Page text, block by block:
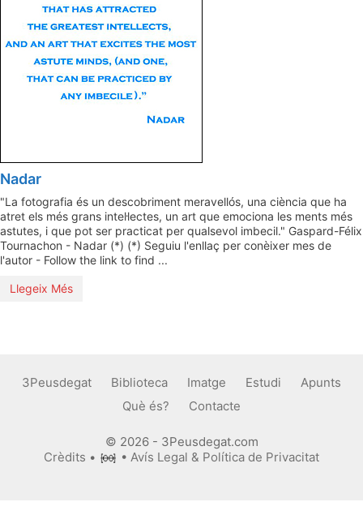
Nadar
"La fotografia és un descobriment meravellós, una ciència que ha
atret els més grans intel·lectes, un art que emociona les ments més
astutes, i que pot ser practicat per qualsevol imbecil." Gaspard-Félix
Tournachon - Nadar (*) (*) Seguiu l'enllaç per conèixer mes de
l'autor - Follow the link to find ...
Llegeix Més
3Peusdegat Biblioteca Imatge Estudi
Apunts
Què és?
Contacte
© 2026 - 3Peusdegat.com
Crèdits • •Avís Legal & Política de Privacitat